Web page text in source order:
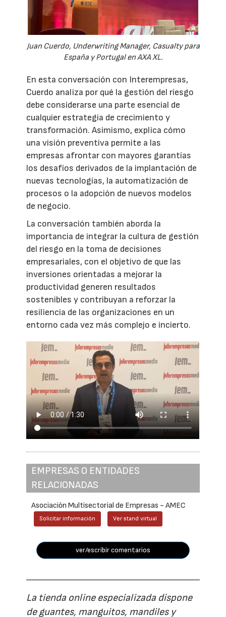
Juan Cuerdo, Underwriting Manager, Casualty para
España y Portugal en AXA XL.
En esta conversación con Interempresas,
Cuerdo analiza por qué la gestión del riesgo
debe considerarse una parte esencial de
cualquier estrategia de crecimiento y
transformación. Asimismo, explica cómo
una visión preventiva permite a las
empresas afrontar con mayores garantías
los desafíos derivados de la implantación de
nuevas tecnologías, la automatización de
procesos o la adopción de nuevos modelos
de negocio.
La conversación también aborda la
importancia de integrar la cultura de gestión
del riesgo en la toma de decisiones
empresariales, con el objetivo de que las
inversiones orientadas a mejorar la
productividad generen resultados
sostenibles y contribuyan a reforzar la
resiliencia de las organizaciones en un
entorno cada vez más complejo e incierto.
EMPRESAS O ENTIDADES
RELACIONADAS
Asociación Multisectorial de Empresas - AMEC
Solicitar información Ver stand virtual
ver/escribir comentarios
La tienda online especializada dispone
de guantes, manguitos, mandiles y